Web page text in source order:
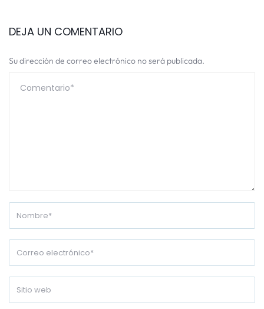
DEJA UN COMENTARIO
Su dirección de correo electrónico no será publicada.